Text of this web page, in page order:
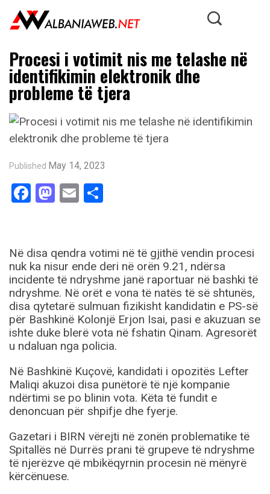
Procesi i votimit nis me telashe në
identifikimin elektronik dhe
probleme të tjera
Published May 14, 2023
Facebook
Mastodon
Email
Në disa qendra votimi në të gjithë vendin procesi
nuk ka nisur ende deri në orën 9.21, ndërsa
incidente të ndryshme janë raportuar në bashki të
ndryshme. Në orët e vona të natës të së shtunës,
disa qytetarë sulmuan fizikisht kandidatin e PS-së
për Bashkinë Kolonjë Erjon Isai, pasi e akuzuan se
ishte duke blerë vota në fshatin Qinam. Agresorët
u ndaluan nga policia.
Në Bashkinë Kuçovë, kandidati i opozitës Lefter
Maliqi akuzoi disa punëtorë të një kompanie
ndërtimi se po blinin vota. Këta të fundit e
denoncuan për shpifje dhe fyerje.
Gazetari i BIRN vërejti në zonën problematike të
Spitallës në Durrës prani të grupeve të ndryshme
të njerëzve që mbikëqyrnin procesin në mënyrë
kërcënuese.